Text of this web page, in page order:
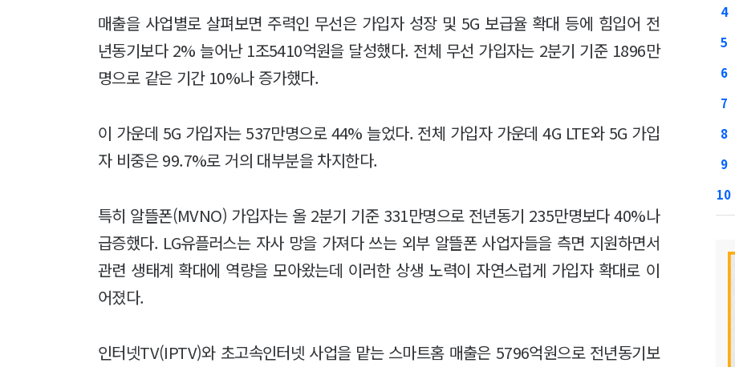
매출을 사업별로 살펴보면 주력인 무선은 가입자 성장 및 5G 보급율 확대 등에 힘입어 전
년동기보다 2% 늘어난 1조5410억원을 달성했다. 전체 무선 가입자는 2분기 기준 1896만
명으로 같은 기간 10%나 증가했다.
이 가운데 5G 가입자는 537만명으로 44% 늘었다. 전체 가입자 가운데 4G LTE와 5G 가입
자 비중은 99.7%로 거의 대부분을 차지한다.
특히 알뜰폰(MVNO) 가입자는 올 2분기 기준 331만명으로 전년동기 235만명보다 40%나
급증했다. LG유플러스는 자사 망을 가져다 쓰는 외부 알뜰폰 사업자들을 측면 지원하면서
관련 생태계 확대에 역량을 모아왔는데 이러한 상생 노력이 자연스럽게 가입자 확대로 이
어졌다.
인터넷TV(IPTV)와 초고속인터넷 사업을 맡는 스마트홈 매출은 5796억원으로 전년동기보
4
5
6
7
8
9
10